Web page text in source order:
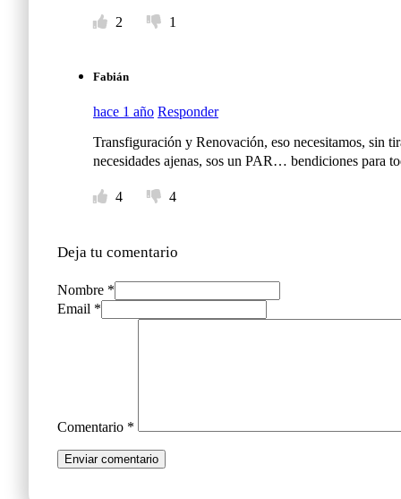
2
1
Fabián
hace 1 año Responder
Transfiguración y Renovación, eso necesitamos, sin
necesidades ajenas, sos un PAR… bendiciones para
4 4
Deja tu comentario
Nombre *
Email *
Comentario *